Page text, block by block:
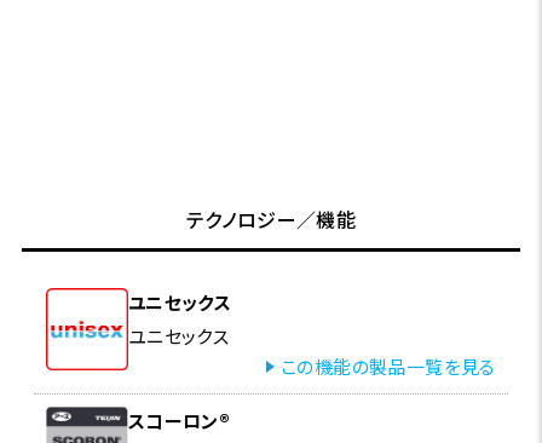
テクノロジー／機能
ユニセックス
ユニセックス
この機能の製品一覧を見る
スコーロン®